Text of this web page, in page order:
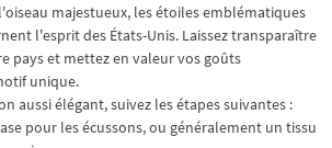
majestueux, les étoiles emblématiques
l'esprit des États-Unis. Laissez transparaître
pays et mettez en valeur vos goûts
unique.
aussi élégant, suivez les étapes suivantes :
pour les écussons, ou généralement un tissu